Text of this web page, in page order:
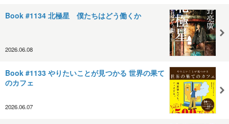
Book #1134 北極星 僕たちはどう働くか
2026.06.08
Book #1133 やりたいことが見つかる 世界の果て
のカフェ
2026.06.07